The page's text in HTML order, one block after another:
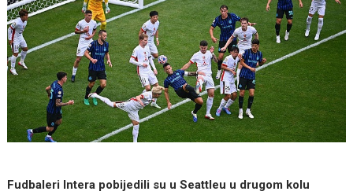
Fudbaleri Intera pobijedili su u Seattleu u drugom kolu